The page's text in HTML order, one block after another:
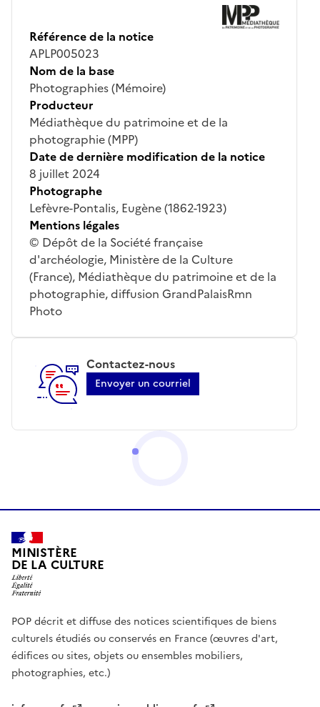
Référence de la notice
APLP005023
Nom de la base
Photographies (Mémoire)
Producteur
Médiathèque du patrimoine et de la
photographie (MPP)
Date de dernière modification de la notice
8 juillet 2024
Photographe
Lefèvre-Pontalis, Eugène (1862-1923)
Mentions légales
© Dépôt de la Société française
d'archéologie, Ministère de la Culture
(France), Médiathèque du patrimoine et de la
photographie, diffusion GrandPalaisRmn
Photo
Contactez-nous
Envoyer un courriel
MINISTÈRE
DE LA CULTURE
POP décrit et diffuse des notices scientifiques de biens
culturels étudiés ou conservés en France (œuvres d'art,
édifices ou sites, objets ou ensembles mobiliers,
photographies, etc.)